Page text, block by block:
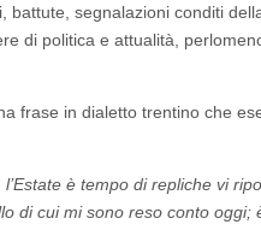
battute, segnalazioni conditi
di politica e attualità,
frase in dialetto trentino che
è tempo di repliche vi
di cui mi sono reso conto oggi;